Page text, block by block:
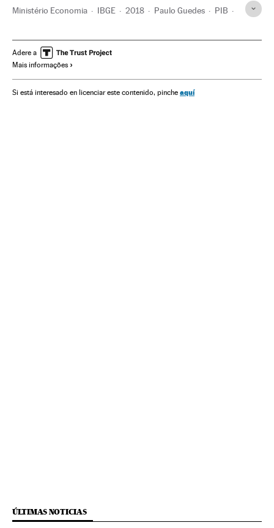
Ministério Economia IBGE 2018 Paulo Guedes PIB
Presidente Brasil Estatísticas
Governo Brasil
Governo América Administração Estado Economia
Adere a
Mais informações
Si está interesado en licenciar este contenido, pinche aquí
ÚLTIMAS NOTICIAS